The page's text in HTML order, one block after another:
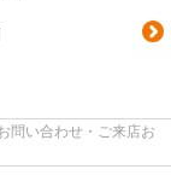
問い合わせ・ご来店お